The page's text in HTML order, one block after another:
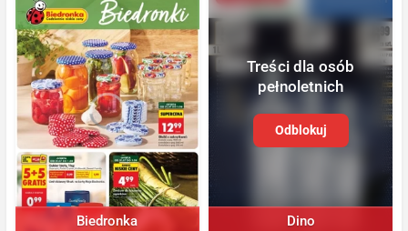
Biedronka
Treści dla osób
pełnoletnich
Odblokuj
Dino